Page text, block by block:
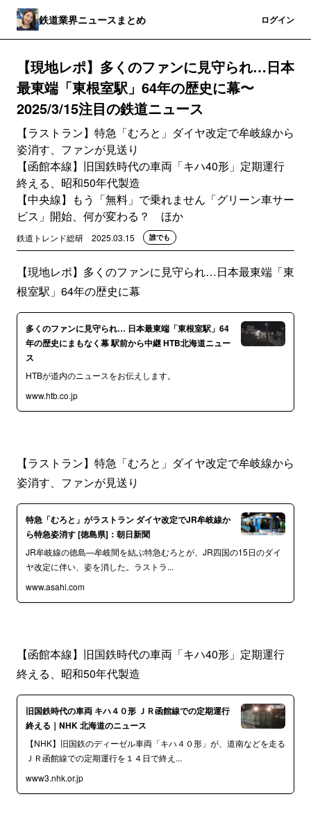
鉄道業界ニュースまとめ ログイン
【現地レポ】多くのファンに見守られ…日本
最東端「東根室駅」64年の歴史に幕〜
2025/3/15注目の鉄道ニュース
【ラストラン】特急「むろと」ダイヤ改定で牟岐線から
姿消す、ファンが見送り
【函館本線】旧国鉄時代の車両「キハ40形」定期運行
終える、昭和50年代製造
【中央線】もう「無料」で乗れません「グリーン車サー
ビス」開始、何が変わる？ ほか
鉄道トレンド総研 2025.03.15 誰でも
【現地レポ】多くのファンに見守られ…日本最東端「東
根室駅」64年の歴史に幕
多くのファンに見守られ… 日本最東端「東根室駅」64
年の歴史にまもなく幕 駅前から中継 HTB北海道ニュー
ス
HTBが道内のニュースをお伝えします。
www.htb.co.jp
【ラストラン】特急「むろと」ダイヤ改定で牟岐線から
姿消す、ファンが見送り
特急「むろと」がラストラン ダイヤ改定でJR牟岐線か
ら特急姿消す [徳島県]：朝日新聞
JR牟岐線の徳島―牟岐間を結ぶ特急むろとが、JR四国の15日のダイ
ヤ改定に伴い、姿を消した。ラストラ...
www.asahi.com
【函館本線】旧国鉄時代の車両「キハ40形」定期運行
終える、昭和50年代製造
旧国鉄時代の車両 キハ４０形 ＪＲ函館線での定期運行
終える｜NHK 北海道のニュース
【NHK】旧国鉄のディーゼル車両「キハ４０形」が、道南などを走る
ＪＲ函館線での定期運行を１４日で終え...
www3.nhk.or.jp